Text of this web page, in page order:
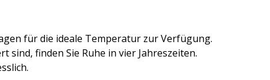
für die ideale Temperatur zur Verfügung.
finden Sie Ruhe in vier Jahreszeiten.